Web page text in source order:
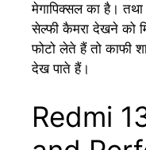
मेगापिक्सल का है।
सेल्फी कैमरा देखने को
फोटो लेते हैं तो काफी
देख पाते हैं।
Redmi